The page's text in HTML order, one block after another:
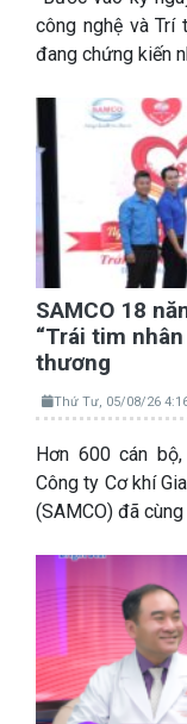
công nghệ và Trí
đang chứng kiến
SAMCO 18
“Trái tim
thương
Thứ Tư, 05/08/26
Hơn 600 cán
Công ty Cơ khí
(SAMCO) đã cùng